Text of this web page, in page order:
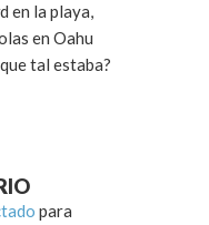
en la playa,
en Oahu
tal estaba?
para